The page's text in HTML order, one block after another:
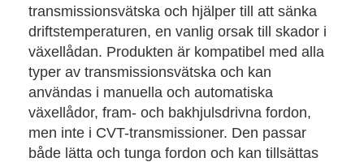
transmissionsvätska och hjälper till att sänka
driftstemperaturen, en vanlig orsak till skador i
växellådan. Produkten är kompatibel med alla
typer av transmissionsvätska och kan
användas i manuella och automatiska
växellådor, fram- och bakhjulsdrivna fordon,
men inte i CVT-transmissioner. Den passar
både lätta och tunga fordon och kan tillsättas